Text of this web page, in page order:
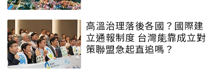
高溫治理落後各國？國際建
立通報制度 台灣能靠成立對
策聯盟急起直追嗎？